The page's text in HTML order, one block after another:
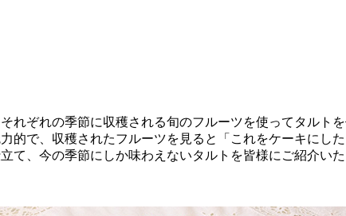
れぞれの季節に収穫される旬のフルーツを使ってタルトを
的で、収穫されたフルーツを見ると「これをケーキにし
て、今の季節にしか味わえないタルトを皆様にご紹介いた